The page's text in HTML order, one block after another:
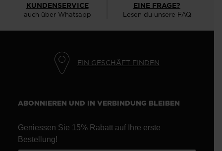
KUNDENSERVICE
auch über Whatsapp
EINE FRAGE?
Lesen du unsere FAQ
EIN GESCHÄFT FINDEN
ABONNIEREN UND IN VERBINDUNG BLEIBEN
Geniessen Sie 15% Rabatt auf Ihre erste
Bestellung!